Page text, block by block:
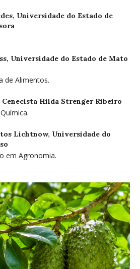
Universidade do Estado de
Universidade do Estado de Mato
de Alimentos.
Cenecista Hilda Strenger Ribeiro
Lichtnow, Universidade do
em Agronomia.